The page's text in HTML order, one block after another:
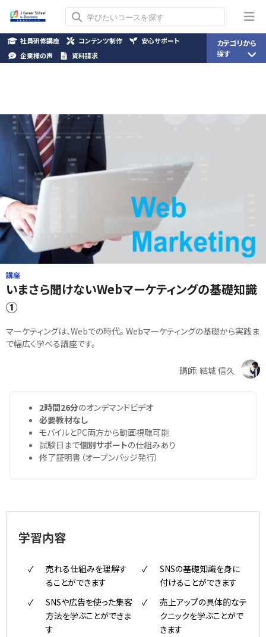
講座
いまさら聞けないWebマーケティングの基礎知識
①
マーケティングは、Webでの時代。 Webマーケティングの基礎から実践ま
で幅広く学べる講座です。
講師: 結城 信久
2時間26分のオンデマンドビデオ
必要教材なし
モバイルとPC両方から動画視聴可能
試験日まで個別サポートの仕組みあり
修了証明書（オープンバッジ発行）
学習内容
売れる仕組みを理解す
ることができます
SNSの基礎知識を身に
付けることができます
SNSや広告を使った集客
方法を学ぶことができま
す
売上アップの具体的なテ
クニックを学ぶことがで
きます
社員研修講座 コンテンツ制作
安心サポート
企業様の声
資料請求
カテゴリから
探す